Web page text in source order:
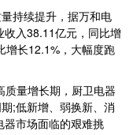
持续提升，据万和电
入38.11亿元，同比增
增长12.1%，大幅度跑
量增长期，厨卫电器
;低新增、弱换新、消
市场面临的艰难挑